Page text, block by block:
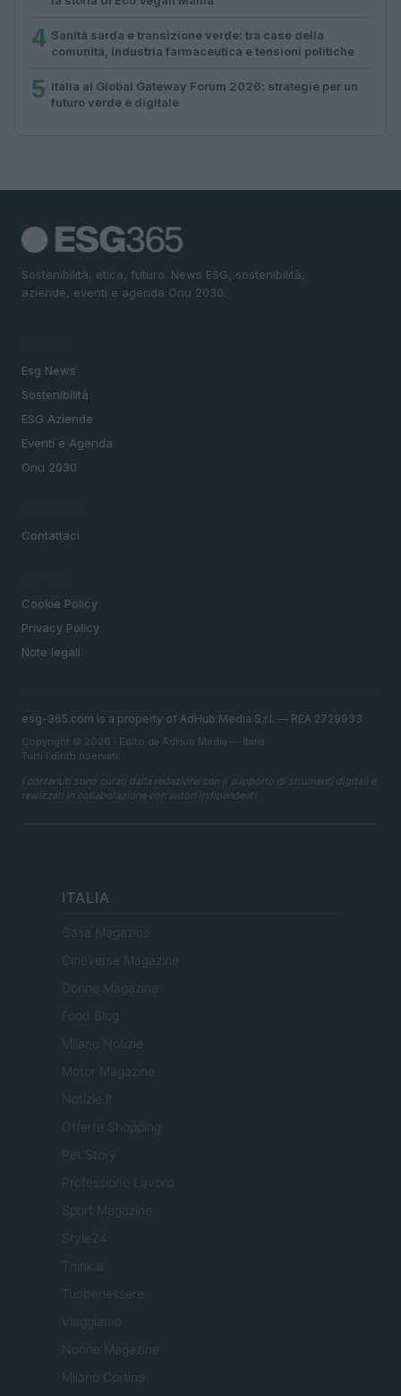
4 Sanità sarda e transizione verde: tra case della
comunità, industria farmaceutica e tensioni politiche
5 Italia al Global Gateway Forum 2026: strategie per un
futuro verde e digitale
Sostenibilità, etica, futuro. News ESG, sostenibilità,
aziende, eventi e agenda Onu 2030.
Esg News
Sostenibilità
ESG Aziende
Eventi e Agenda
Onu 2030
Contattaci
Cookie Policy
Privacy Policy
Note legali
esg-365.com is a property of AdHub Media S.r.l. — REA 2729933
Copyright © 2026 · Edito da AdHub Media — Italia
Tutti i diritti riservati
I contenuti sono curati dalla redazione con il supporto di strumenti digitali e
realizzati in collaborazione con autori indipendenti.
ITALIA
Casa Magazine
Cineverse Magazine
Donne Magazine
Food Blog
Milano Notizie
Motor Magazine
Notizie.it
Offerte Shopping
Pet Story
Professione Lavoro
Sport Magazine
Style24
Think.it
Tuobenessere
Viaggiamo
Nonne Magazine
Milano Cortina